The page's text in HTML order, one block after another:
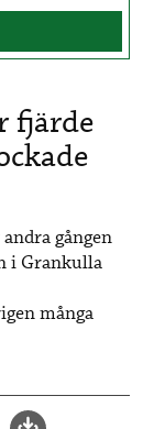
fjärde
gången
i Grankulla
många